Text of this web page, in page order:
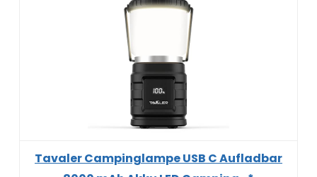
Tavaler Campinglampe USB C Aufladbar